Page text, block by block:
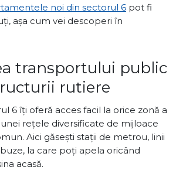
noi din sectorul 6 pot fi
așa cum vei descoperi în
transportului public
rutiere
6 îți oferă acces facil la orice zonă a
rețele diversificate de mijloace
Aici găsești stații de metrou, linii
la care poți apela oricând
acasă.